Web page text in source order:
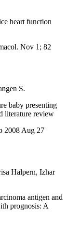
heart function
Nov 1; 82
S.
baby presenting
review
Aug 27
Halpern, Izhar
antigen and
prognosis: A